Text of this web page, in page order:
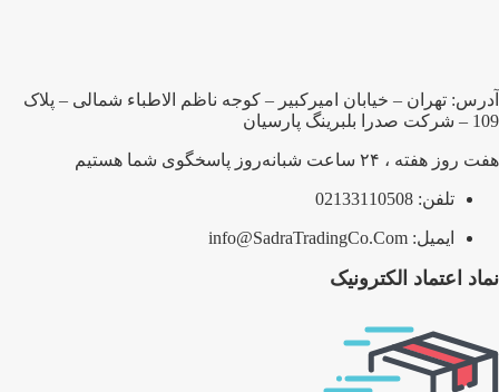
آدرس: تهران – خیابان امیرکبیر – کوجه ناظم الاطباء شمالی – پلاک
109 – شرکت صدرا بلبرینگ پارسیان
هفت روز هفته ، ۲۴ ساعت شبانه‌روز پاسخگوی شما هستیم
تلفن: 02133110508
ایمیل: info@SadraTradingCo.Com
نماد اعتماد الکترونیک